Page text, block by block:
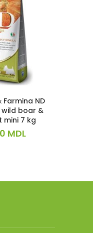
Farmina ND
boar &
mini 7 kg
MDL